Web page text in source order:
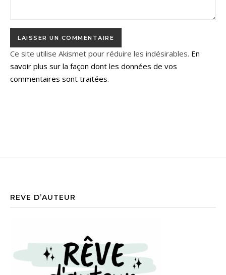
Ce site utilise Akismet pour réduire les indésirables. En
savoir plus sur la façon dont les données de vos
commentaires sont traitées.
REVE D’AUTEUR